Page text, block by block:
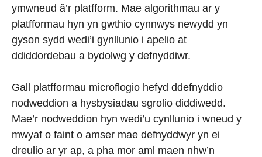
ymwneud â’r platfform. Mae algorithmau ar y
platfformau hyn yn gwthio cynnwys newydd yn
gyson sydd wedi’i gynllunio i apelio at
ddiddordebau a bydolwg y defnyddiwr.
Gall platfformau microflogio hefyd ddefnyddio
nodweddion a hysbysiadau sgrolio diddiwedd.
Mae’r nodweddion hyn wedi’u cynllunio i wneud y
mwyaf o faint o amser mae defnyddwyr yn ei
dreulio ar yr ap, a pha mor aml maen nhw’n